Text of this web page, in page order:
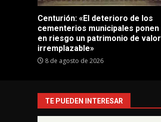
Centurión: «El deterioro de los
cementerios municipales ponen
en riesgo un patrimonio de valor
irremplazable»
8 de agosto de 2026
TE PUEDEN INTERESAR